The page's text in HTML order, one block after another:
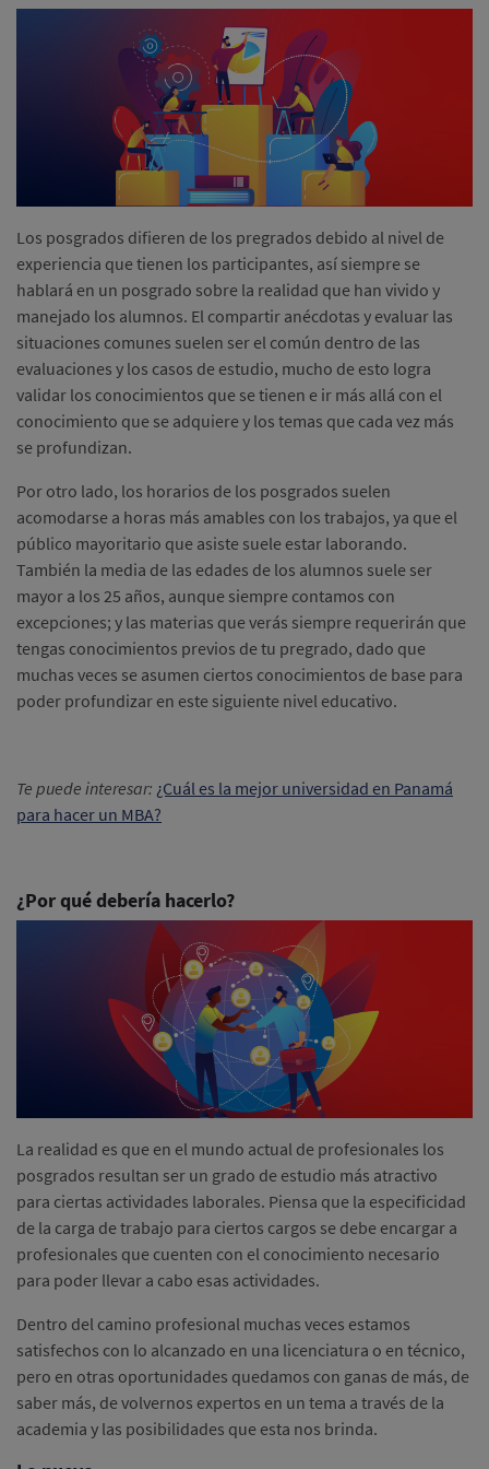
Los posgrados difieren de los pregrados debido al nivel de
experiencia que tienen los participantes, así siempre se
hablará en un posgrado sobre la realidad que han vivido y
manejado los alumnos. El compartir anécdotas y evaluar las
situaciones comunes suelen ser el común dentro de las
evaluaciones y los casos de estudio, mucho de esto logra
validar los conocimientos que se tienen e ir más allá con el
conocimiento que se adquiere y los temas que cada vez más
se profundizan.
Por otro lado, los horarios de los posgrados suelen
acomodarse a horas más amables con los trabajos, ya que el
público mayoritario que asiste suele estar laborando.
También la media de las edades de los alumnos suele ser
mayor a los 25 años, aunque siempre contamos con
excepciones; y las materias que verás siempre requerirán que
tengas conocimientos previos de tu pregrado, dado que
muchas veces se asumen ciertos conocimientos de base para
poder profundizar en este siguiente nivel educativo.
Te puede interesar: ¿Cuál es la mejor universidad en Panamá
para hacer un MBA?
¿Por qué debería hacerlo?
La realidad es que en el mundo actual de profesionales los
posgrados resultan ser un grado de estudio más atractivo
para ciertas actividades laborales. Piensa que la especificidad
de la carga de trabajo para ciertos cargos se debe encargar a
profesionales que cuenten con el conocimiento necesario
para poder llevar a cabo esas actividades.
Dentro del camino profesional muchas veces estamos
satisfechos con lo alcanzado en una licenciatura o en técnico,
pero en otras oportunidades quedamos con ganas de más, de
saber más, de volvernos expertos en un tema a través de la
academia y las posibilidades que esta nos brinda.